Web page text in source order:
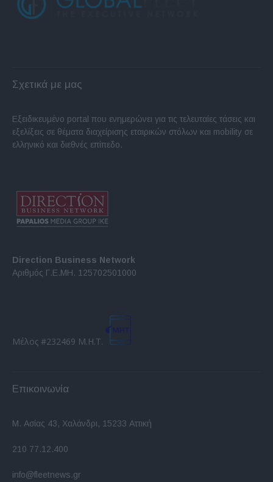
Σχετικά με μας
Εξειδικευμένο portal που ενημερώνει για τις τελευταίες τάσεις και
εξελίξεις σε θέματα διαχείρισης εταιρικών στόλων και mobility σε
ελληνικό και διεθνές επίπεδο.
Direction Business Network
Αριθμός Γ.Ε.ΜΗ. 125702501000
Μέλος #232469 Μ.Η.Τ.
Επικοινωνία
Μ. Ασίας 43, Χαλάνδρι, 15233 Αττική
210 77.12.400
info@fleetnews.gr